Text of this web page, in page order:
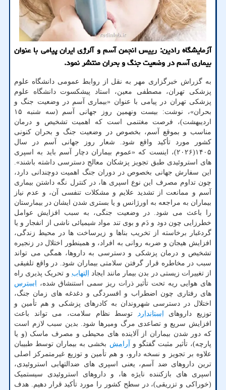
آزمایشگاه رادین: رییس انجمن آسم و آلرژی ایران پیامی با عنوان
بیماری آسم در وضعیت جنگ و بحران منتشر نمود.
به گزراش خبرگزاری مهر به نقل از روابط عمومی دانشگاه علوم
پزشکی تهران، مصطفی معین، استاد پیشکسوت دانشگاه علوم
پزشکی تهران در پیامی با عنوان «بیماری آسم در وضعیت جنگ و
بحران»، نوشت: بیست ونهمین روز جهانی آسم (سه شنبه ۱۵
اردیبهشت)، فرصت مغتنمی است که اهمیت تشخیص و درمان
مناسب و بموقع آسم، بخصوص در وضعیت جنگ و بحران کنونی
کشور مورد تأکید واقع شود. شعار روز جهانی آسم در سال
۱۴۰۵(۲۰۲۶)، اینست که «عموم بیماران دچار آسم باید به اسپری
های استروئیدی طبق تجویز پزشکان معالج دسترسی داشته باشند».
این سفارش جهانی بخصوص در دوران جنگ اهمیت دوچندانی دارد،
چون تداوم مصرف این نوع اسپری ها، در کنترل نگه داشتن بیماری
آسم و ممانعت از تشدید علایم و مشکلات تنفسی آن، و عدم نیاز
بیماران به مراجعه به اورژانس و یا بستری شدن ایشان در بیمارستان
را باعث می شود. در وضعیت جنگی، به سبب افزایش عوامل
خطرزایی چون دود و دَم و بوی تند مواد شیمیائی ناشی از انفجار و یا
گردغبار برخاسته از تخریب بناها و زیرساخت ها در محیط زندگی،
افزایش هیجان و ضربه روانی به افراد، و همینطور اختلال در زنجیره
تشخیص و درمان پزشکی و دسترسی به داروها، همگی می تواند
سبب در مخاطره قرار گرفتن سلامتی بیماران شود. در واقع تلفیقی
از تغییرات زیستی در بدن بیمار مانند ایجاد التهاب و تحریک پذیری راه
های هوایی ریه تحت تأثیر ذرات ریز سمی استنشاق شده،
استرس
های رفتاری چون اضطراب و افسردگی و دغدغه های زمان جنگ،
اختلال در دسترسی شهروندان به کادرهای پزشکی و هم تأمین و
توزیع داروهای
استاندارد توسط نظام سلامت، می تواند باعث
افزایش سریع و تصاعدی مرگ ومیرها شود. بدین سبب لازم است
که دور شدن بیماران از آلاینده های محیطی و مصرف ماسک (و یا
پارچه)، تأثیر مثبت گفتگو و
آرامش بخشی به بیماران توسط طبیبان
علاوه بر تجویز و نسخه دارو، و هم تأمین و توزیع غیرمتمرکز اصلی
ترین داروهای ضد آسم، یعنی اسپری های ضدالتهابی استروئیدی،
اسپری های بازکننده نایژه ها، و داروهای استروئیدی سیستمیک
(خوراکی و تزریقی)، در سطح کشور را مورد تأکید قرار دهیم. هدف